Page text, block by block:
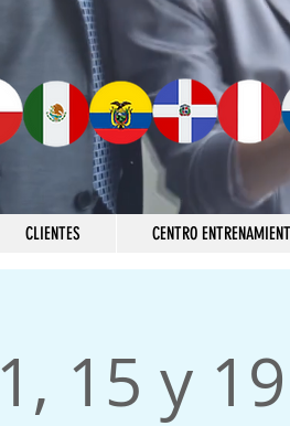
CLIENTES CENTRO
1, 15 y